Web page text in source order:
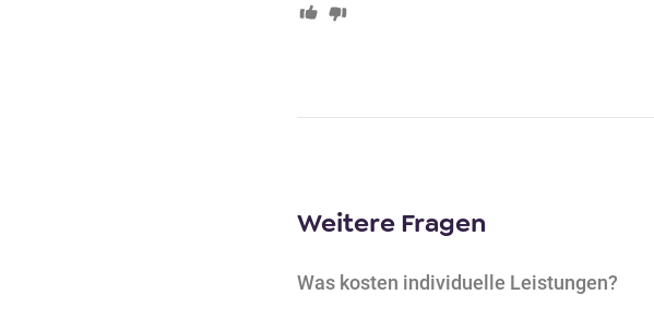
Weitere Fragen
Was kosten individuelle Leistungen?